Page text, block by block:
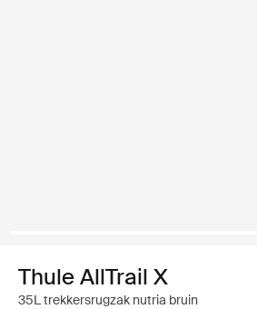
Thule AllTrail X
35L trekkersrugzak nutria bruin